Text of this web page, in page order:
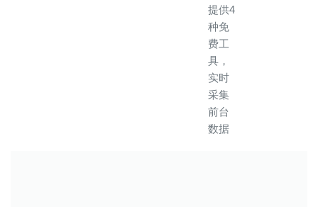
提供4
种免
费工
具，
实时
采集
前台
数据